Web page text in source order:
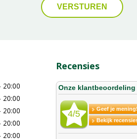
20:00
20:00
20:00
20:00
20:00
Recensies